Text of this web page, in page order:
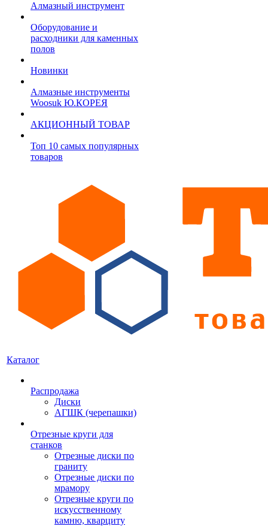
Алмазный инструмент
Оборудование и
расходники для каменных
полов
Новинки
Алмазные инструменты
Woosuk Ю.КОРЕЯ
АКЦИОННЫЙ ТОВАР
Топ 10 самых популярных
товаров
Каталог
Распродажа
Диски
АГШК (черепашки)
Отрезные круги для
станков
Отрезные диски по
граниту
Отрезные диски по
мрамору
Отрезные круги по
искусственному
камню, кварциту